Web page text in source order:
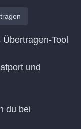
Tool
und
du bei